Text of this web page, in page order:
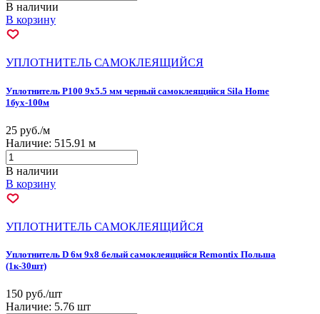
В наличии
В корзину
УПЛОТНИТЕЛЬ САМОКЛЕЯЩИЙСЯ
Уплотнитель Р100 9х5.5 мм черный самоклеящийся Sila Home
1бух-100м
25 руб./м
Наличие: 515.91 м
В наличии
В корзину
УПЛОТНИТЕЛЬ САМОКЛЕЯЩИЙСЯ
Уплотнитель D 6м 9х8 белый самоклеящийся Remontix Польша
(1к-30шт)
150 руб./шт
Наличие: 5.76 шт